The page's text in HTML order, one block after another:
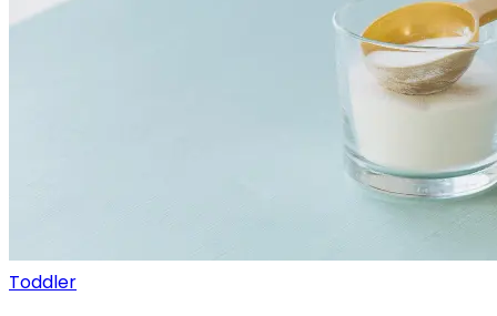
Toddler